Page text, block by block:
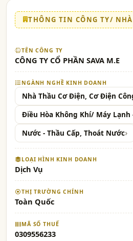
THÔNG TIN CÔNG TY/ NHÀ
TÊN CÔNG TY
CÔNG TY CỔ PHẦN SAVA M.E
NGÀNH NGHỀ KINH DOANH
Nhà Thầu Cơ Điện, Cơ Điện
Điều Hòa Không Khí/ Máy Lạnh
Nước - Thầu Cấp, Thoát Nước
LOẠI HÌNH KINH DOANH
Dịch Vụ
THỊ TRƯỜNG CHÍNH
Toàn Quốc
MÃ SỐ THUẾ
0309556233